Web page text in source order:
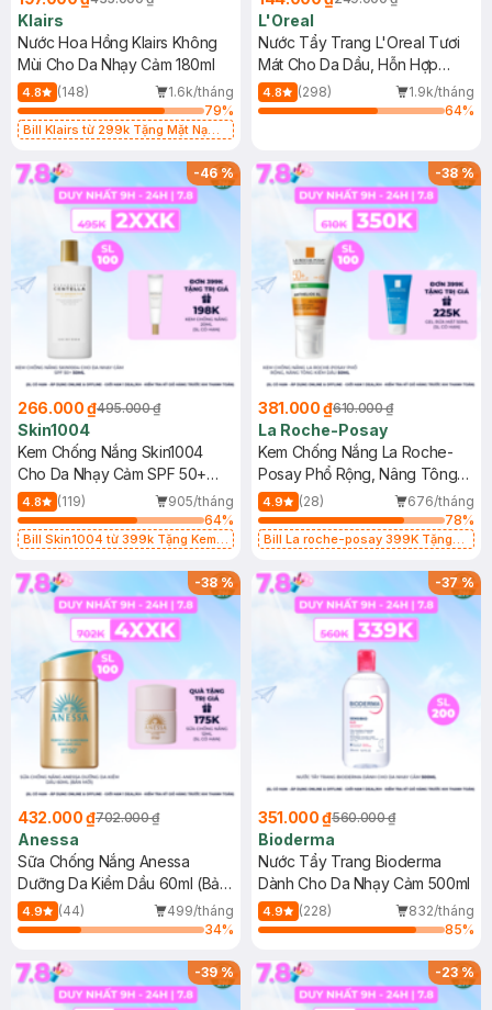
Klairs
Nước Hoa Hồng Klairs Không
Mùi Cho Da Nhạy Cảm 180ml
4.8 (148)
1.6k/tháng
79%
Bill Klairs từ 299k Tặng Mặt Nạ
25ml (SL Có Hạn)
L'Oreal
Nước Tẩy Trang L'Oreal Tươi
Mát Cho Da Dầu, Hỗn Hợp
400ml
4.8 (298)
1.9k/tháng
64%
-46%
266.000 ₫495.000 ₫
Skin1004
Kem Chống Nắng Skin1004
Cho Da Nhạy Cảm SPF 50+
50ml
4.8 (119)
905/tháng
64%
Bill Skin1004 từ 399k Tặng Kem
SPF 50+ 20ml (SL Có Hạn)
-38%
381.000 ₫610.000 ₫
La Roche-Posay
Kem Chống Nắng La Roche-
Posay Phổ Rộng, Nâng Tông
Kiềm Dầu 50ml
4.9 (28)
676/tháng
78%
Bill La roche-posay 399K Tặng
(SL có hạn)
-38%
432.000 ₫702.000 ₫
Anessa
Sữa Chống Nắng Anessa
Dưỡng Da Kiềm Dầu 60ml (Bản
Mới)
4.9 (44)
499/tháng
34%
-37%
351.000 ₫560.000 ₫
Bioderma
Nước Tẩy Trang Bioderma
Dành Cho Da Nhạy Cảm 500ml
4.9 (228)
832/tháng
85%
-39% -23%